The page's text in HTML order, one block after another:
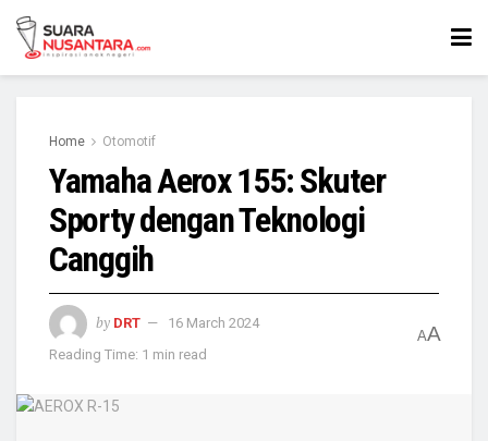
Home Otomotif
Yamaha Aerox 155: Skuter
Sporty dengan Teknologi
Canggih
by DRT
16 March 2024
Reading Time: 1 min read
AA